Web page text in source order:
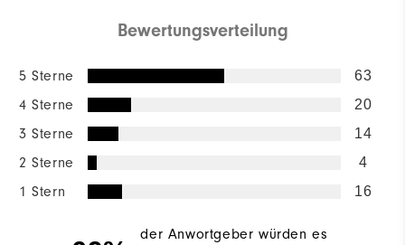
Bewertungsverteilung
5 Sterne 63
4 Sterne 20
3 Sterne 14
2 Sterne 4
1 Stern 16
der Anwortgeber würden es